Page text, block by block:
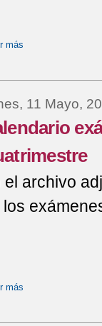
más
11 Mayo,
el archivo
los
más